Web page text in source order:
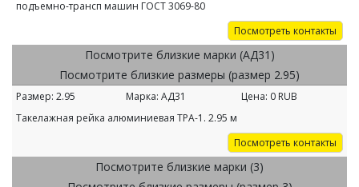
подъемно-трансп машин ГОСТ 3069-80
Посмотреть контакты
Посмотрите близкие марки (АД31)
Посмотрите близкие размеры (размер 2.95)
Размер: 2.95 Марка: АД31 Цена: 0 RUB
Такелажная рейка алюминиевая ТРА-1. 2.95 м
Посмотреть контакты
Посмотрите близкие марки (3)